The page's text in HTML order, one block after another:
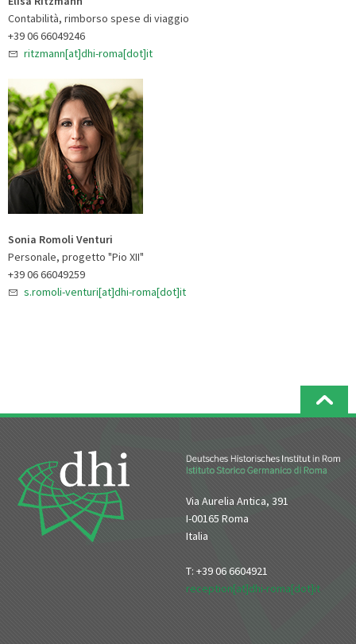
Contabilità, rimborso spese di viaggio
+39 06 66049246
ritzmann[at]dhi-roma[dot]it
Sonia Romoli Venturi
Personale, progetto "Pio XII"
+39 06 66049259
s.romoli-venturi[at]dhi-roma[dot]it
Via Aurelia Antica, 391
I-00165 Roma
Italia
T: +39 06 6604921
reception[at]dhi-roma[dot]it